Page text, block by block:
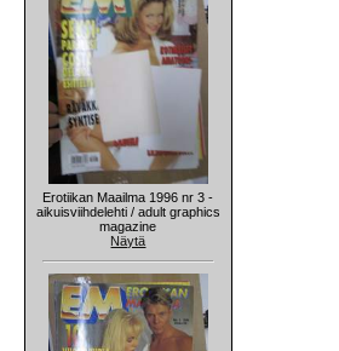
Erotiikan Maailma 1996 nr 3 -
aikuisviihdelehti / adult graphics
magazine
Näytä